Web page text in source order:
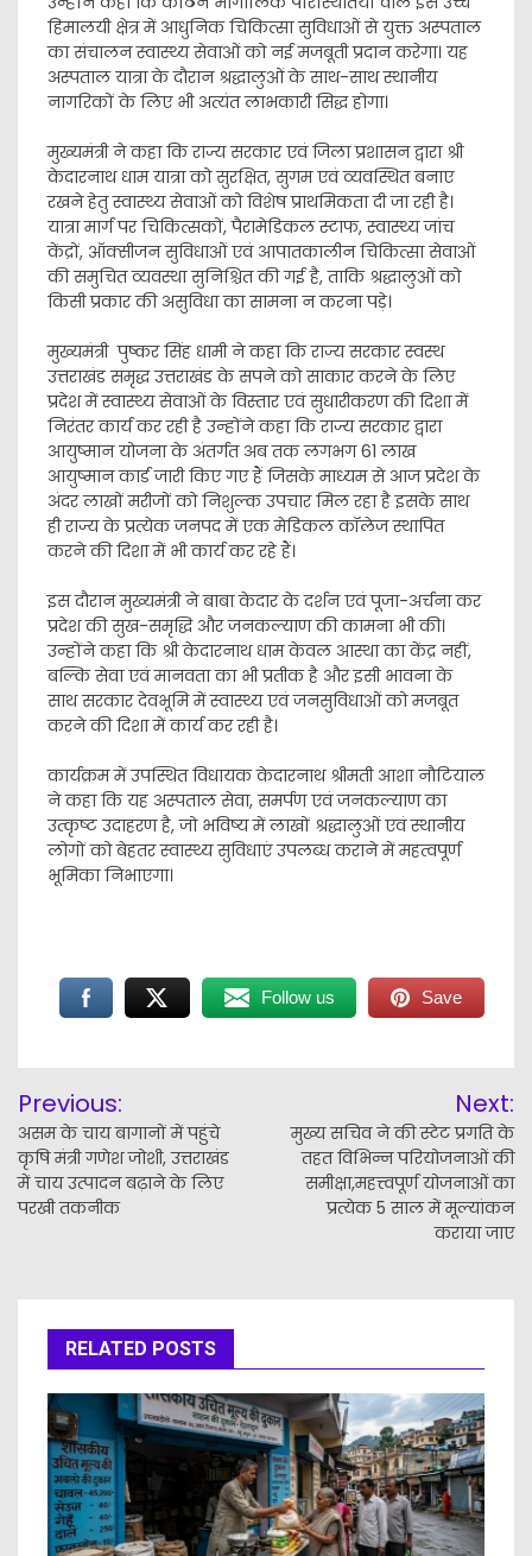
हिमालयी क्षेत्र में आधुनिक चिकित्सा सुविधाओं से युक्त अस्पताल
का संचालन स्वास्थ्य सेवाओं को नई मजबूती प्रदान करेगा। यह
अस्पताल यात्रा के दौरान श्रद्धालुओं के साथ-साथ स्थानीय
नागरिकों के लिए भी अत्यंत लाभकारी सिद्ध होगा।
मुख्यमंत्री ने कहा कि राज्य सरकार एवं जिला प्रशासन द्वारा श्री
केदारनाथ धाम यात्रा को सुरक्षित, सुगम एवं व्यवस्थित बनाए
रखने हेतु स्वास्थ्य सेवाओं को विशेष प्राथमिकता दी जा रही है।
यात्रा मार्ग पर चिकित्सकों, पैरामेडिकल स्टाफ, स्वास्थ्य जांच
केंद्रों, ऑक्सीजन सुविधाओं एवं आपातकालीन चिकित्सा सेवाओं
की समुचित व्यवस्था सुनिश्चित की गई है, ताकि श्रद्धालुओं को
किसी प्रकार की असुविधा का सामना न करना पड़े।
मुख्यमंत्री पुष्कर सिंह धामी ने कहा कि राज्य सरकार स्वस्थ
उत्तराखंड समृद्ध उत्तराखंड के सपने को साकार करने के लिए
प्रदेश में स्वास्थ्य सेवाओं के विस्तार एवं सुधारीकरण की दिशा में
निरंतर कार्य कर रही है उन्होंने कहा कि राज्य सरकार द्वारा
आयुष्मान योजना के अंतर्गत अब तक लगभग 61 लाख
आयुष्मान कार्ड जारी किए गए हैं जिसके माध्यम से आज प्रदेश के
अंदर लाखों मरीजों को निशुल्क उपचार मिल रहा है इसके साथ
ही राज्य के प्रत्येक जनपद में एक मेडिकल कॉलेज स्थापित
करने की दिशा में भी कार्य कर रहे हैं।
इस दौरान मुख्यमंत्री ने बाबा केदार के दर्शन एवं पूजा-अर्चना कर
प्रदेश की सुख-समृद्धि और जनकल्याण की कामना भी की।
उन्होंने कहा कि श्री केदारनाथ धाम केवल आस्था का केंद्र नहीं,
बल्कि सेवा एवं मानवता का भी प्रतीक है और इसी भावना के
साथ सरकार देवभूमि में स्वास्थ्य एवं जनसुविधाओं को मजबूत
करने की दिशा में कार्य कर रही है।
कार्यक्रम में उपस्थित विधायक केदारनाथ श्रीमती आशा नौटियाल
ने कहा कि यह अस्पताल सेवा, समर्पण एवं जनकल्याण का
उत्कृष्ट उदाहरण है, जो भविष्य में लाखों श्रद्धालुओं एवं स्थानीय
लोगों को बेहतर स्वास्थ्य सुविधाएं उपलब्ध कराने में महत्वपूर्ण
भूमिका निभाएगा।
Follow us Save
navigation
Previous:
असम के चाय बागानों में पहुंचे
कृषि मंत्री गणेश जोशी, उत्तराखंड
में चाय उत्पादन बढ़ाने के लिए
परखी तकनीक
Next:
मुख्य सचिव ने की स्टेट प्रगति के
तहत विभिन्न परियोजनाओं की
समीक्षा,महत्त्वपूर्ण योजनाओं का
प्रत्येक 5 साल में मूल्यांकन
कराया जाए
RELATED POSTS